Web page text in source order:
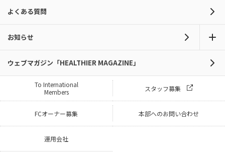
よくある質問
お知らせ
ウェブマガジン「HEALTHIER MAGAZINE」
To International
Members
スタッフ募集
FCオーナー募集 本部へのお問い合わせ
運用会社